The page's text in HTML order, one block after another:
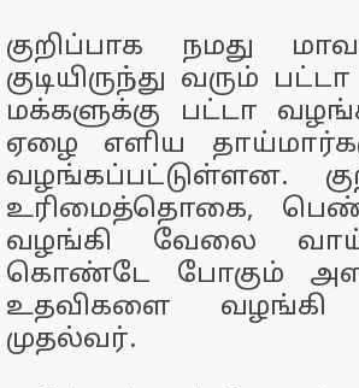
குறிப்பாக நமது
குடியிருந்து வரும்
மக்களுக்கு பட்டா
ஏழை எளிய
வழங்கப்பட்டுள்ளன.
உரிமைத்தொகை,
வழங்கி வேலை
கொண்டே போகும்
உதவிகளை வழங்கி
முதல்வர்.